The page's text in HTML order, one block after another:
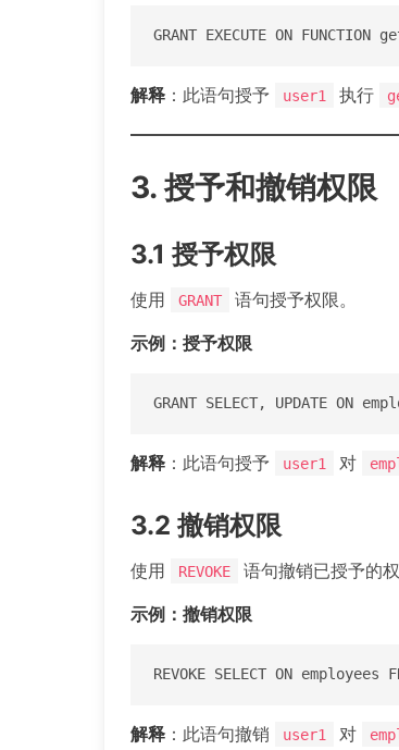
GRANT EXECUTE ON
解释 ：此语句授予 user1 执行
3. 授予和撤销权限
3.1 授予权限
使用 GRANT
语句授予权限。
示例：授予权限
GRANT SELECT, UPDATE ON
解释 ：此语句授予 user1 对
3.2 撤销权限
使用 REVOKE
语句撤销已授予的权
示例：撤销权限
REVOKE SELECT ON employees
解释 ：此语句撤销 user1 对